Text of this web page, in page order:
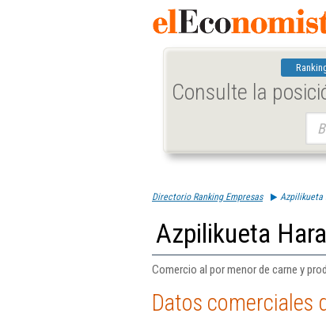
Consulte la
Directorio Ranking Empresas Azpilikueta
Azpilikueta
Comercio al por menor de carne y
Datos comerciales